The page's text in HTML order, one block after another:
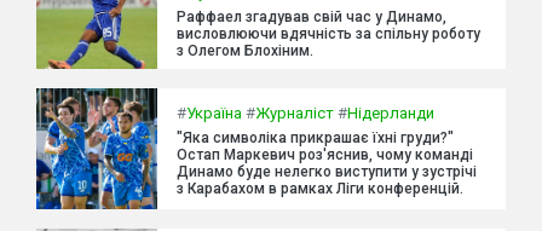
Раффаел згадував свій час у Динамо,
висловлюючи вдячність за спільну роботу
з Олегом Блохіним.
#Україна #Журналіст #Нідерланди
"Яка символіка прикрашає їхні груди?"
Остап Маркевич роз'яснив, чому команді
Динамо буде нелегко виступити у зустрічі
з Карабахом в рамках Ліги конференцій.